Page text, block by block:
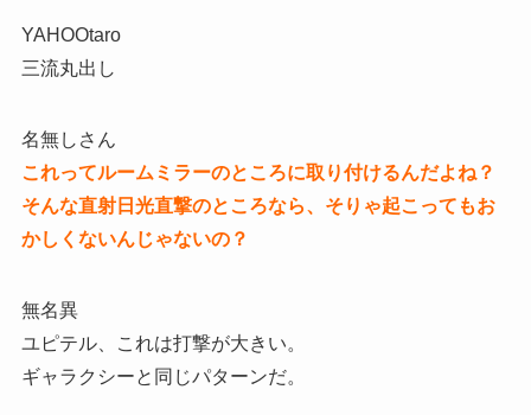
YAHOOtaro
三流丸出し
名無しさん
これってルームミラーのところに取り付けるんだよね？
そんな直射日光直撃のところなら、そりゃ起こってもお
かしくないんじゃないの？
無名異
ユピテル、これは打撃が大きい。
ギャラクシーと同じパターンだ。